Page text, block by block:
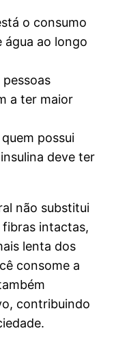
o consumo
água ao longo
pessoas
a ter maior
quem possui
deve ter
não substitui
intactas,
lenta dos
consome a
contribuindo